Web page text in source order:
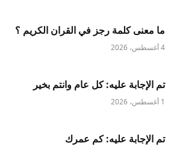
ما معنى كلمة رجز في القران الكريم ؟
4 أغسطس، 2026
تم الإجابة عليه: كل عام وانتم بخير
1 أغسطس، 2026
تم الإجابة عليه: كم عمرك